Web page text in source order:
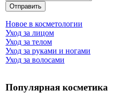
Новое в косметологии
Уход за лицом
Уход за телом
Уход за руками и ногами
Уход за волосами
Популярная косметика